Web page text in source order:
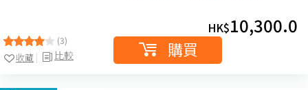
(3)
比較
收藏
HK$10,300.0
購買